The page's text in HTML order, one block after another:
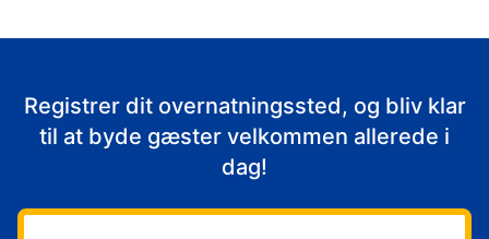
Registrer dit overnatningssted, og bliv klar
til at byde gæster velkommen allerede i
dag!